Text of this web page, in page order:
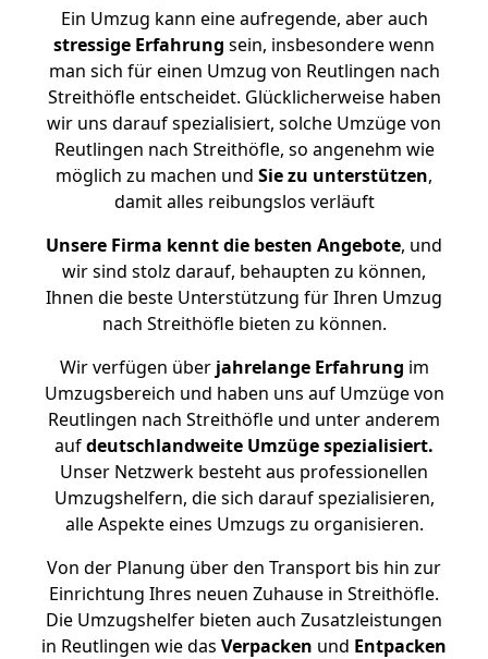
Ein Umzug kann eine aufregende, aber auch
stressige Erfahrung sein, insbesondere wenn
man sich für einen Umzug von Reutlingen nach
Streithöfle entscheidet. Glücklicherweise haben
wir uns darauf spezialisiert, solche Umzüge von
Reutlingen nach Streithöfle, so angenehm wie
möglich zu machen und Sie zu unterstützen,
damit alles reibungslos verläuft
Unsere Firma kennt die besten Angebote, und
wir sind stolz darauf, behaupten zu können,
Ihnen die beste Unterstützung für Ihren Umzug
nach Streithöfle bieten zu können.
Wir verfügen überjahrelange Erfahrung im
Umzugsbereich und haben uns auf Umzüge von
Reutlingen nach Streithöfle und unter anderem
aufdeutschlandweite Umzüge spezialisiert.
Unser Netzwerk besteht aus professionellen
Umzugshelfern, die sich darauf spezialisieren,
alle Aspekte eines Umzugs zu organisieren.
Von der Planung über den Transport bis hin zur
Einrichtung Ihres neuen Zuhause in Streithöfle.
Die Umzugshelfer bieten auch Zusatzleistungen
in Reutlingen wie das Verpacken und Entpacken